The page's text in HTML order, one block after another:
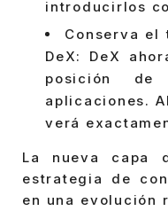
introducirlos
Conserva el
DeX: DeX
posición
aplicaciones.
verá
La nueva capa
estrategia de
en una evolución